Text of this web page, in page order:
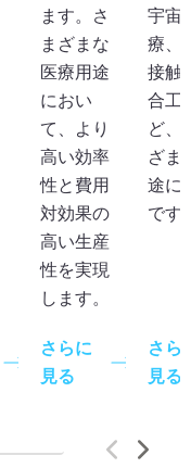
ます。さ
まざまな
医療用途
におい
て、より
高い効率
性と費用
対効果の
高い生産
性を実現
します。
さらに
見る
宇宙
療、
接触
合工
ど、
ざま
途に
です
さら
見る